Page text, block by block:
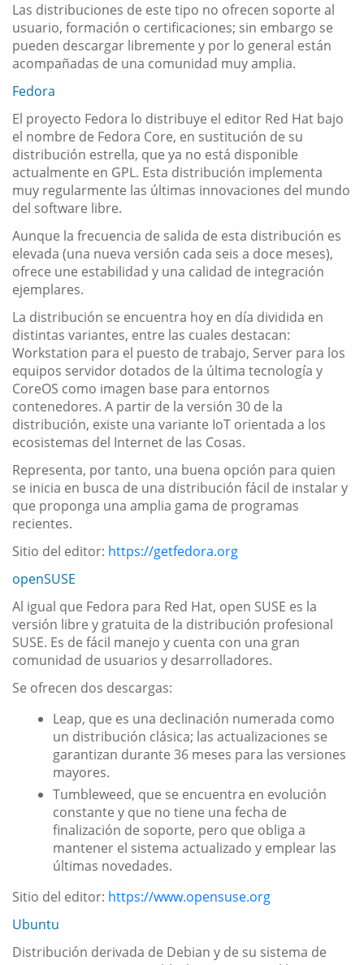
Las distribuciones de este tipo no ofrecen soporte al
usuario, formación o certificaciones; sin embargo se
pueden descargar libremente y por lo general están
acompañadas de una comunidad muy amplia.
Fedora
El proyecto Fedora lo distribuye el editor Red Hat bajo
el nombre de Fedora Core, en sustitución de su
distribución estrella, que ya no está disponible
actualmente en GPL. Esta distribución implementa
muy regularmente las últimas innovaciones del mundo
del software libre.
Aunque la frecuencia de salida de esta distribución es
elevada (una nueva versión cada seis a doce meses),
ofrece une estabilidad y una calidad de integración
ejemplares.
La distribución se encuentra hoy en día dividida en
distintas variantes, entre las cuales destacan:
Workstation para el puesto de trabajo, Server para los
equipos servidor dotados de la última tecnología y
CoreOS como imagen base para entornos
contenedores. A partir de la versión 30 de la
distribución, existe una variante IoT orientada a los
ecosistemas del Internet de las Cosas.
Representa, por tanto, una buena opción para quien
se inicia en busca de una distribución fácil de instalar y
que proponga una amplia gama de programas
recientes.
Sitio del editor: https://getfedora.org
openSUSE
Al igual que Fedora para Red Hat, open SUSE es la
versión libre y gratuita de la distribución profesional
SUSE. Es de fácil manejo y cuenta con una gran
comunidad de usuarios y desarrolladores.
Se ofrecen dos descargas:
Leap, que es una declinación numerada como
un distribución clásica; las actualizaciones se
garantizan durante 36 meses para las versiones
mayores.
Tumbleweed, que se encuentra en evolución
constante y que no tiene una fecha de
finalización de soporte, pero que obliga a
mantener el sistema actualizado y emplear las
últimas novedades.
Sitio del editor: https://www.opensuse.org
Ubuntu
Distribución derivada de Debian y de su sistema de